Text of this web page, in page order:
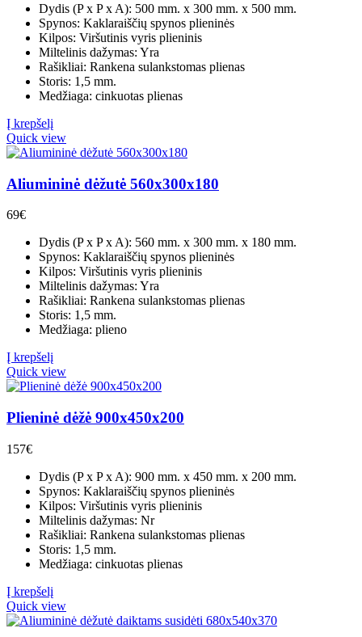
Dydis (P x P x A): 500 mm. x 300 mm. x 500 mm.
Spynos: Kaklaraiščių spynos plieninės
Kilpos: Viršutinis vyris plieninis
Miltelinis dažymas: Yra
Rašikliai: Rankena sulankstomas plienas
Storis: 1,5 mm.
Medžiaga: cinkuotas plienas
Į krepšelį
Quick view
Aliumininė dėžutė 560x300x180
69€
Dydis (P x P x A): 560 mm. x 300 mm. x 180 mm.
Spynos: Kaklaraiščių spynos plieninės
Kilpos: Viršutinis vyris plieninis
Miltelinis dažymas: Yra
Rašikliai: Rankena sulankstomas plienas
Storis: 1,5 mm.
Medžiaga: plieno
Į krepšelį
Quick view
Plieninė dėžė 900x450x200
157€
Dydis (P x P x A): 900 mm. x 450 mm. x 200 mm.
Spynos: Kaklaraiščių spynos plieninės
Kilpos: Viršutinis vyris plieninis
Miltelinis dažymas: Nr
Rašikliai: Rankena sulankstomas plienas
Storis: 1,5 mm.
Medžiaga: cinkuotas plienas
Į krepšelį
Quick view